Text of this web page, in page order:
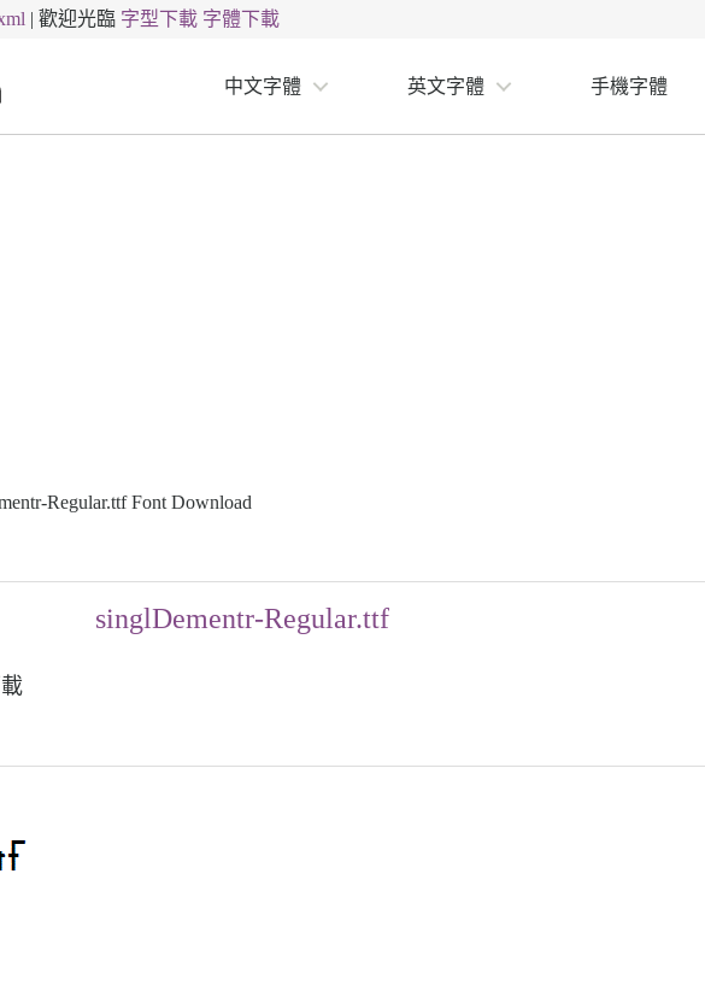
| 歡迎光臨 字型下載 字體下載
中文字體 英文字體 手機字體
Regular.ttf Font Download
singlDementr-Regular.ttf